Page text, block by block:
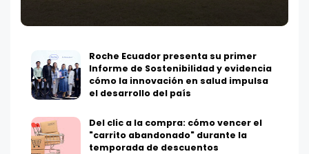
Roche Ecuador presenta su primer
Informe de Sostenibilidad y evidencia
cómo la innovación en salud impulsa
el desarrollo del país
Del clic a la compra: cómo vencer el
"carrito abandonado" durante la
temporada de descuentos